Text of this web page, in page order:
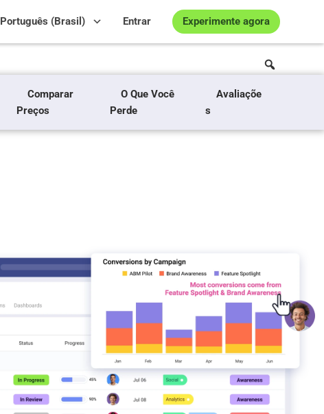
Experimente agora
Entrar
Português (Brasil)
Comparar
Preços
O Que Você
Perde
Avaliaçõe
s